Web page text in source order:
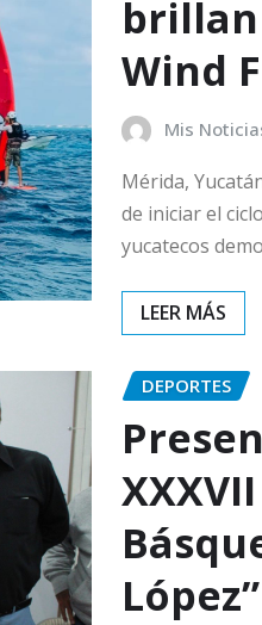
Wind
Mis
Mérida,
de iniciar el
yucatecos
DEPORTES
López”